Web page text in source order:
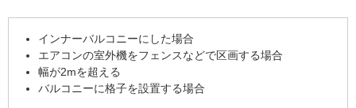
インナーバルコニーにした場合
エアコンの室外機をフェンスなどで区画する場合
幅が2mを超える
バルコニーに格子を設置する場合